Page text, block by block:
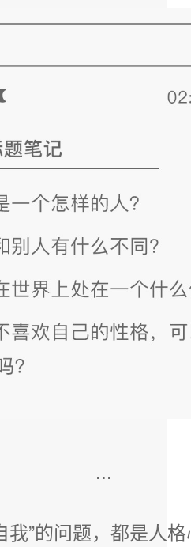
...
我”的问题，都是人